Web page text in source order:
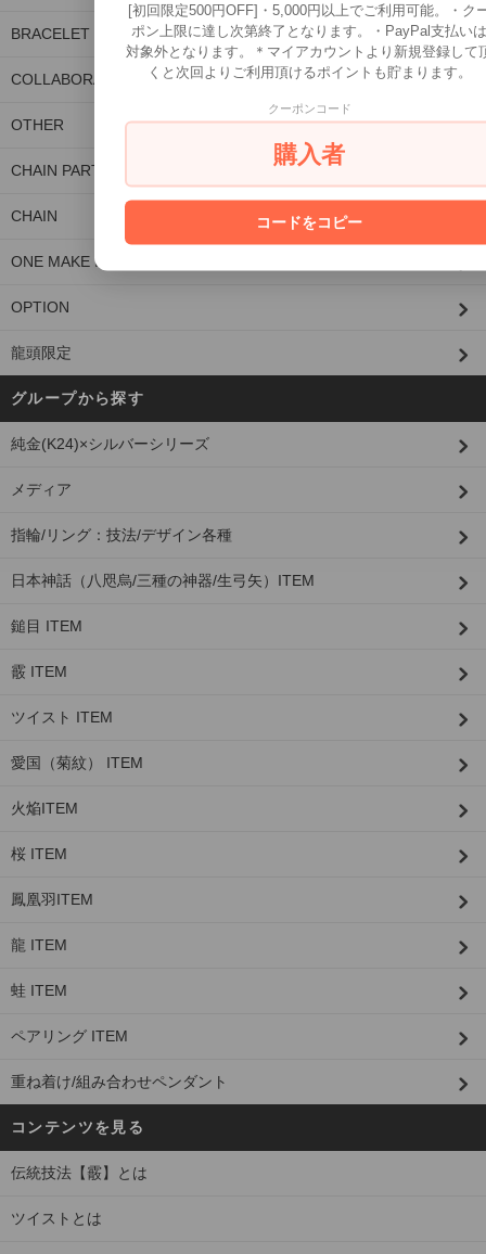
BRACELET
COLLABORATION
OTHER
CHAIN PARTS/CUSTOM PARTS
CHAIN
ONE MAKE ITEM
OPTION
龍頭限定
グループから探す
純金(K24)×シルバーシリーズ
メディア
指輪/リング：技法/デザイン各種
日本神話（八咫烏/三種の神器/生弓矢）ITEM
鎚目 ITEM
霰 ITEM
ツイスト ITEM
愛国（菊紋） ITEM
火焔ITEM
桜 ITEM
鳳凰羽ITEM
龍 ITEM
蛙 ITEM
ペアリング ITEM
重ね着け/組み合わせペンダント
コンテンツを見る
伝統技法【霰】とは
ツイストとは
[初回限定500円OFF]・5,000円以上でご利用可能。・ク
ポン上限に達し次第終了となります。・PayPal支払いは
対象外となります。＊マイアカウントより新規登録して
くと次回よりご利用頂けるポイントも貯まります。
クーポンコード
購入者
コードをコピー